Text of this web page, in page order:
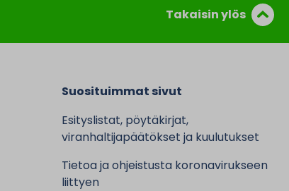
Takaisin ylös
Suosituimmat sivut
Esityslistat, pöytäkirjat,
viranhaltijapäätökset ja kuulutukset
Tietoa ja ohjeistusta koronavirukseen
liittyen